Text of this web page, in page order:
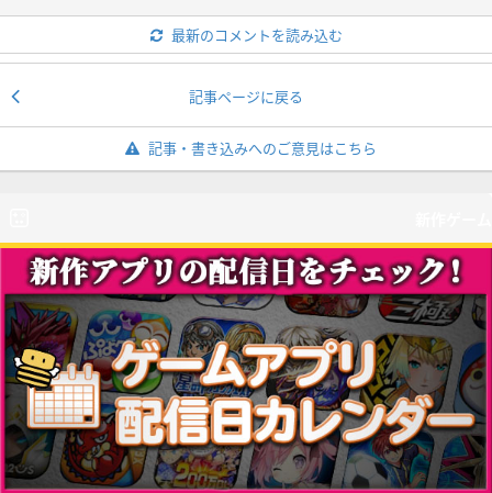
最新のコメントを読み込む
記事ページに戻る
記事・書き込みへのご意見はこちら